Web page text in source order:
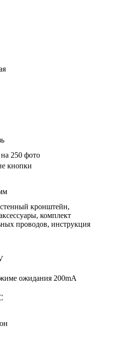
250 фото
кнопки
кронштейн,
комплект
проводов, инструкция
ожидания 200mA